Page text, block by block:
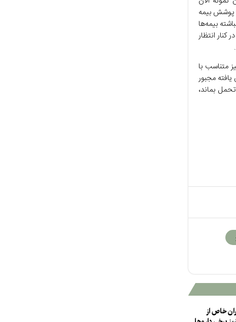
می‌شد تا پوشش بیمه
بیمه‌ها
کنار انتظار
متناسب با
مجبور
بماند،
خاص از